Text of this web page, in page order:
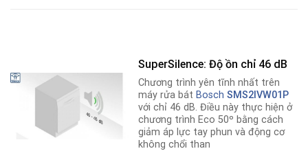
SuperSilence: Độ ồn chỉ 46 dB
Chương trình yên tĩnh nhất trên
máy rửa bát BoschSMS2IVW01P
với chỉ 46 dB. Điều này thực hiện ở
chương trình Eco 50º bằng cách
giảm áp lực tay phun và động cơ
không chổi than